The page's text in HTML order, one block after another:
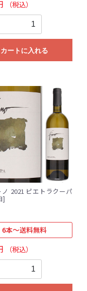
（税込）
カートに入れる
ノ 2021 ピエトラクーパ
白]
6本～送料無料
（税込）